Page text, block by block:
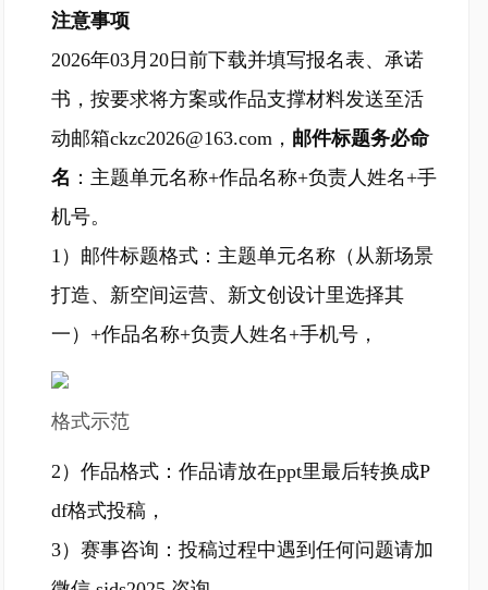
注意事项
2026年03月20日前下载并填写报名表、承诺
书，按要求将方案或作品支撑材料发送至活
动邮箱ckzc2026@163.com， 邮件标题务必命
名 ：主题单元名称+作品名称+负责人姓名+手
机号。
1）邮件标题格式：主题单元名称（从新场景
打造、新空间运营、新文创设计里选择其
一）+作品名称+负责人姓名+手机号，
格式示范
2）作品格式：作品请放在ppt里最后转换成P
df格式投稿，
3）赛事咨询：投稿过程中遇到任何问题请加